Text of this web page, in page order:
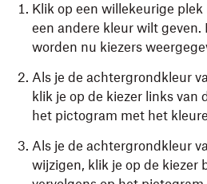
Klik op een willekeurige
een andere kleur wilt geven.
worden nu kiezers
Als je de achtergrondkleur
klik je op de kiezer links van
het pictogram met het
Als je de achtergrondkleur
wijzigen, klik je op de kiezer